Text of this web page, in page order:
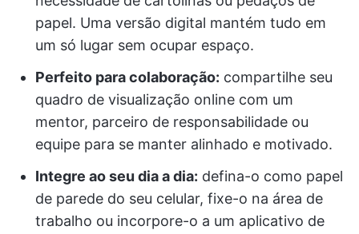
papel. Uma versão digital mantém tudo em
um só lugar sem ocupar espaço.
Perfeito para colaboração: compartilhe seu
quadro de visualização online com um
mentor, parceiro de responsabilidade ou
equipe para se manter alinhado e motivado.
Integre ao seu dia a dia: defina-o como papel
de parede do seu celular, fixe-o na área de
trabalho ou incorpore-o a um aplicativo de